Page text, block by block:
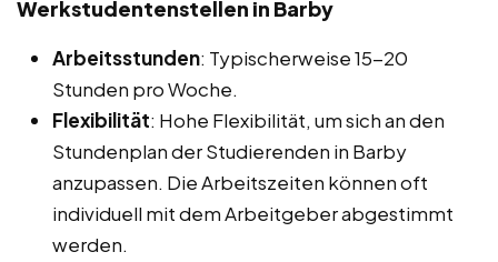
Werkstudentenstellen in Barby
Arbeitsstunden: Typischerweise 15-20
Stunden pro Woche.
Flexibilität: Hohe Flexibilität, um sich an den
Stundenplan der Studierenden in Barby
anzupassen. Die Arbeitszeiten können oft
individuell mit dem Arbeitgeber abgestimmt
werden.